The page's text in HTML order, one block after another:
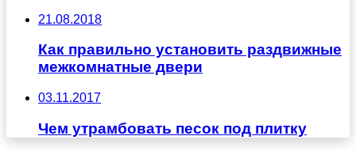
21.08.2018
Как правильно установить раздвижные
межкомнатные двери
03.11.2017
Чем утрамбовать песок под плитку